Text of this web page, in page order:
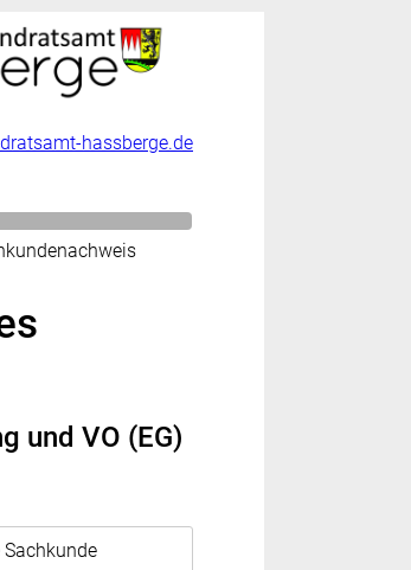
hassberge.de
und VO (EG)